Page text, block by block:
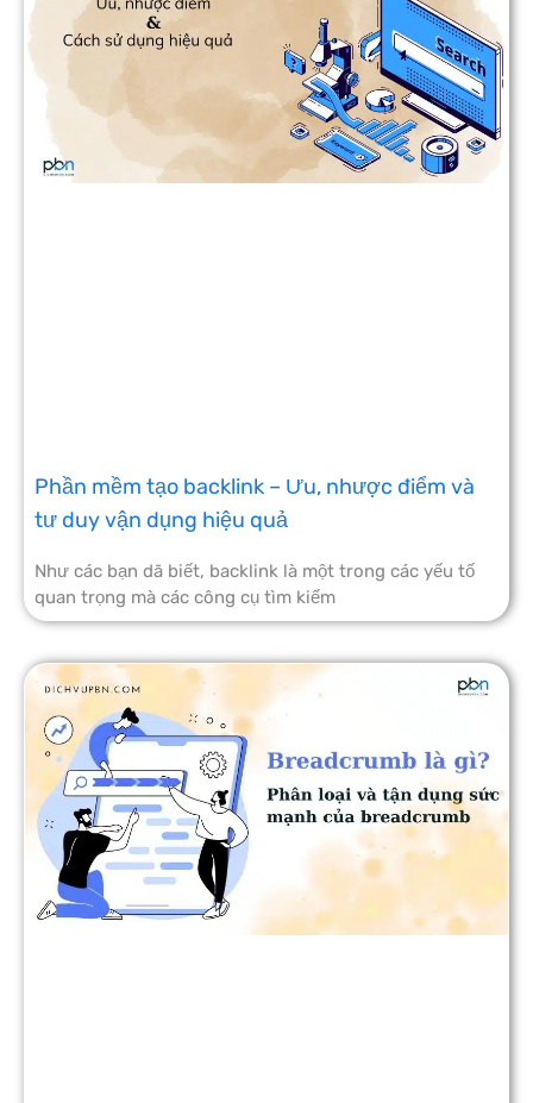
Phần mềm tạo backlink – Ưu, nhược điểm và
tư duy vận dụng hiệu quả
Như các bạn dã biết, backlink là một trong các yếu tố
quan trọng mà các công cụ tìm kiếm